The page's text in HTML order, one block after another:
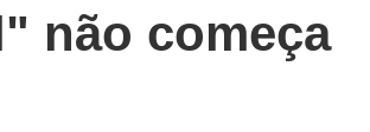
não começa